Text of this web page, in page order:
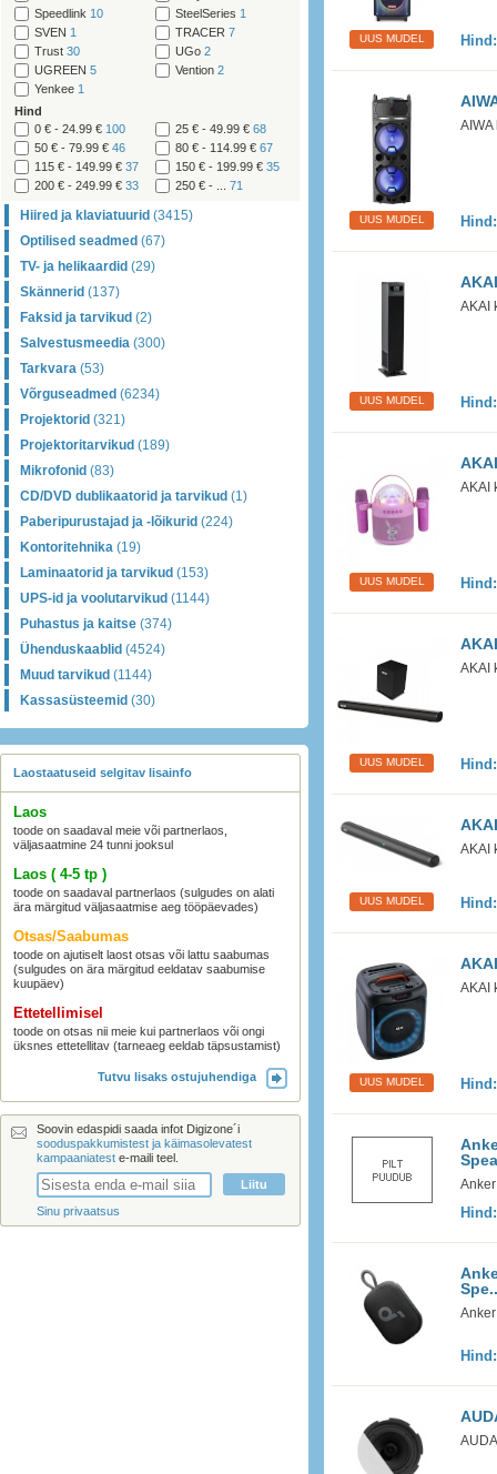
Speedlink 10 SteelSeries 1
SVEN 1 TRACER 7
Trust 30 UGo 2
UGREEN 5 Vention 2
Yenkee 1
Hind
0 € - 24.99 € 100 25 € - 49.99 € 68
50 € - 79.99 € 46 80 € - 114.99 € 67
115 € - 149.99 € 37 150 € - 199.99 € 35
200 € - 249.99 € 33 250 € - ... 71
Hiired ja klaviatuurid (3415)
Optilised seadmed (67)
TV- ja helikaardid (29)
Skännerid (137)
Faksid ja tarvikud (2)
Salvestusmeedia (300)
Tarkvara (53)
Võrguseadmed (6234)
Projektorid (321)
Projektoritarvikud (189)
Mikrofonid (83)
CD/DVD dublikaatorid ja tarvikud (1)
Paberipurustajad ja -lõikurid (224)
Kontoritehnika (19)
Laminaatorid ja tarvikud (153)
UPS-id ja voolutarvikud (1144)
Puhastus ja kaitse (374)
Ühenduskaablid (4524)
Muud tarvikud (1144)
Kassasüsteemid (30)
Laostaatuseid selgitav lisainfo
Laos
toode on saadaval meie või partnerlaos,
väljasaatmine 24 tunni jooksul
Laos ( 4-5 tp )
toode on saadaval partnerlaos (sulgudes on alati
ära märgitud väljasaatmise aeg tööpäevades)
Otsas/Saabumas
toode on ajutiselt laost otsas või lattu saabumas
(sulgudes on ära märgitud eeldatav saabumise
kuupäev)
Ettetellimisel
toode on otsas nii meie kui partnerlaos või ongi
üksnes ettetellitav (tarneaeg eeldab täpsustamist)
Tutvu lisaks ostujuhendiga
Soovin edaspidi saada infot Digizone´i
sooduspakkumistest ja käimasolevatest
kampaaniatest e-maili teel.
Sinu privaatsus
UUS MUDEL
UUS MUDEL
AKAI
UUS MUDEL
AKAI
UUS MUDEL
AKAI
UUS MUDEL
AKAI
UUS MUDEL
AKAI
UUS MUDEL